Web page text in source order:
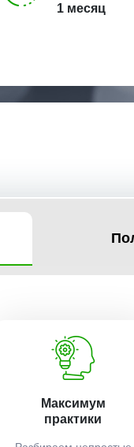
1 месяц
Максимум
практики